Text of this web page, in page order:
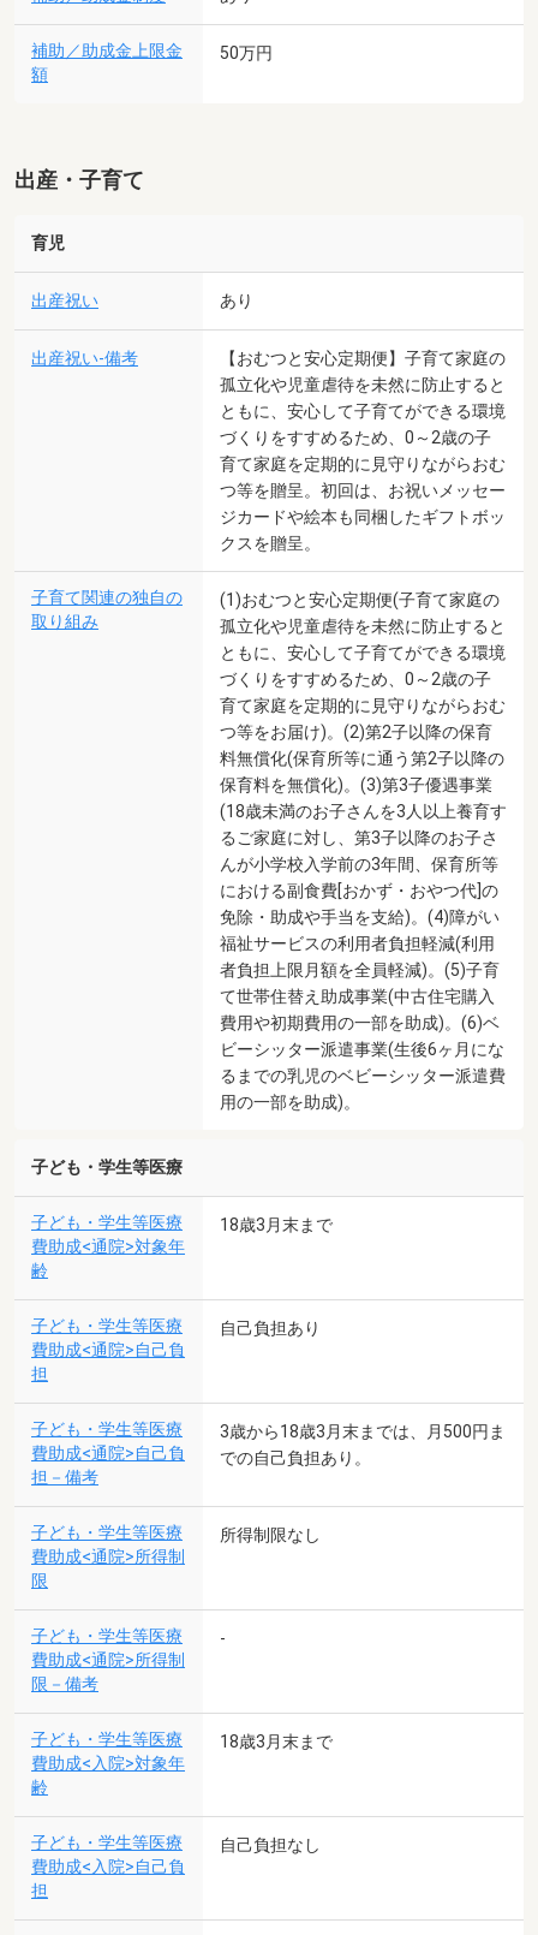
補助／助成金上限金
額
50万円
出産・子育て
育児
出産祝い あり
出産祝い-備考
【おむつと安心定期便】子育て家庭の
孤立化や児童虐待を未然に防止すると
ともに、安心して子育てができる環境
づくりをすすめるため、0～2歳の子
育て家庭を定期的に見守りながらおむ
つ等を贈呈。初回は、お祝いメッセー
ジカードや絵本も同梱したギフトボッ
クスを贈呈。
子育て関連の独自の
取り組み
(1)おむつと安心定期便(子育て家庭の
孤立化や児童虐待を未然に防止すると
ともに、安心して子育てができる環境
づくりをすすめるため、0～2歳の子
育て家庭を定期的に見守りながらおむ
つ等をお届け)。(2)第2子以降の保育
料無償化(保育所等に通う第2子以降の
保育料を無償化)。(3)第3子優遇事業
(18歳未満のお子さんを3人以上養育す
るご家庭に対し、第3子以降のお子さ
んが小学校入学前の3年間、保育所等
における副食費[おかず・おやつ代]の
免除・助成や手当を支給)。(4)障がい
福祉サービスの利用者負担軽減(利用
者負担上限月額を全員軽減)。(5)子育
て世帯住替え助成事業(中古住宅購入
費用や初期費用の一部を助成)。(6)ベ
ビーシッター派遣事業(生後6ヶ月にな
るまでの乳児のベビーシッター派遣費
用の一部を助成)。
子ども・学生等医療
子ども・学生等医療
費助成<通院>対象年
齢
18歳3月末まで
子ども・学生等医療
費助成<通院>自己負
担
自己負担あり
子ども・学生等医療
費助成<通院>自己負
担－備考
3歳から18歳3月末までは、月500円ま
での自己負担あり。
子ども・学生等医療
費助成<通院>所得制
限
所得制限なし
子ども・学生等医療
費助成<通院>所得制
限－備考
-
子ども・学生等医療
費助成<入院>対象年
齢
18歳3月末まで
子ども・学生等医療
費助成<入院>自己負
担
自己負担なし